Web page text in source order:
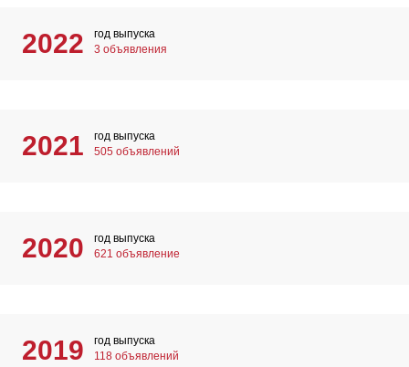
2022
год выпуска
3 объявления
2021
год выпуска
505 объявлений
2020
год выпуска
621 объявление
2019
год выпуска
118 объявлений